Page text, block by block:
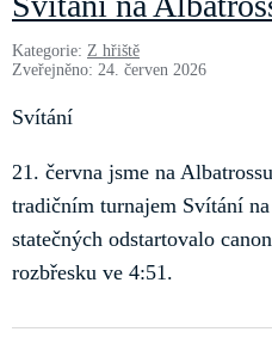
Kategorie: Z hřiště
Zveřejněno: 24. červen 2026
Svítání
21. června jsme na
tradičním turnajem Svítání
statečných odstartovalo
rozbřesku ve 4:51.